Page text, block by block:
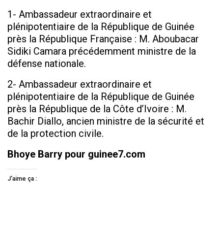
1- Ambassadeur extraordinaire et
plénipotentiaire de la République de Guinée
près la République Française : M. Aboubacar
Sidiki Camara précédemment ministre de la
défense nationale.
2- Ambassadeur extraordinaire et
plénipotentiaire de la République de Guinée
près la République de la Côte d’Ivoire : M.
Bachir Diallo, ancien ministre de la sécurité et
de la protection civile.
Bhoye Barry pour guinee7.com
J’aime ça :